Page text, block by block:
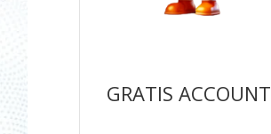
GRATIS ACCOUNT